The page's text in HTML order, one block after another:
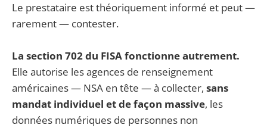
Le prestataire est théoriquement informé et peut —
rarement — contester.
La section 702 du FISA fonctionne autrement.
Elle autorise les agences de renseignement
américaines — NSA en tête — à collecter, sans
mandat individuel et de façon massive, les
données numériques de personnes non